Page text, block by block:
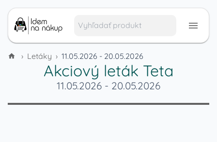
› Letáky › 11.05.2026 - 20.05.2026
Akciový leták Teta
11.05.2026 - 20.05.2026